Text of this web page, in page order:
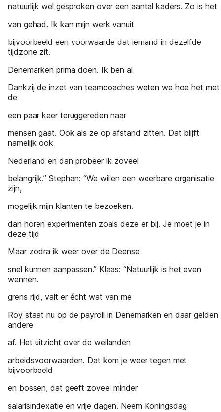
natuurlijk wel gesproken over een aantal kaders. Zo is het
van gehad. Ik kan mijn werk vanuit
bijvoorbeeld een voorwaarde dat iemand in dezelfde
tijdzone zit.
Denemarken prima doen. Ik ben al
Dankzij de inzet van teamcoaches weten we hoe het met
de
een paar keer teruggereden naar
mensen gaat. Ook als ze op afstand zitten. Dat blijft
namelijk ook
Nederland en dan probeer ik zoveel
belangrijk.” Stephan: “We willen een weerbare organisatie
zijn,
mogelijk mijn klanten te bezoeken.
dan horen experimenten zoals deze er bij. Je moet je in
deze tijd
Maar zodra ik weer over de Deense
snel kunnen aanpassen.” Klaas: “Natuurlijk is het even
wennen.
grens rijd, valt er écht wat van me
Roy staat nu op de payroll in Denemarken en daar gelden
andere
af. Het uitzicht over de weilanden
arbeidsvoorwaarden. Dat kom je weer tegen met
bijvoorbeeld
en bossen, dat geeft zoveel minder
salarisindexatie en vrije dagen. Neem Koningsdag